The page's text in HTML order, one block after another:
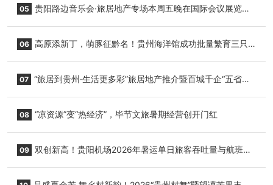
05 贵阳路边音乐会·旅居地产专场本周五晚在国际会议展览中
06 高原添新丁，萌豚征黔名！贵州海洋馆成功批量繁育三只
07 “旅居到贵州·生活更多彩”旅居地产推介暨百城千企“五省
08 “凉资源”变“热经济”，毕节文旅暑期经营创开门红
09 双创新高！贵阳机场2026年暑运单日旅客吞吐量与航班起